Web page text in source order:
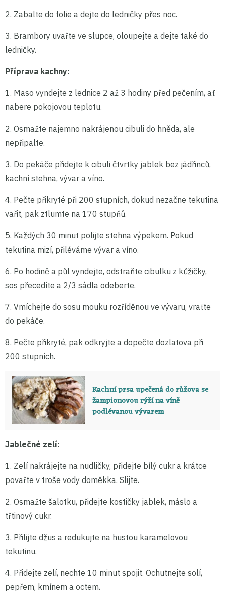
2. Zabalte do folie a dejte do ledničky přes noc.
3. Brambory uvařte ve slupce, oloupejte a dejte také do
ledničky.
Příprava kachny:
1. Maso vyndejte z lednice 2 až 3 hodiny před pečením, ať
nabere pokojovou teplotu.
2. Osmažte najemno nakrájenou cibuli do hněda, ale
nepřipalte.
3. Do pekáče přidejte k cibuli čtvrtky jablek bez jádřinců,
kachní stehna, vývar a víno.
4. Pečte přikryté při 200 stupních, dokud nezačne tekutina
vařit, pak ztlumte na 170 stupňů.
5. Každých 30 minut polijte stehna výpekem. Pokud
tekutina mizí, přiléváme vývar a víno.
6. Po hodině a půl vyndejte, odstraňte cibulku z kůžičky,
sos přecedíte a 2/3 sádla odeberte.
7. Vmíchejte do sosu mouku rozříděnou ve vývaru, vraťte
do pekáče.
8. Pečte přikryté, pak odkryjte a dopečte dozlatova při
200 stupních.
Kachní prsa upečená do růžova se
žampionovou rýží na víně
podlévanou vývarem
Jablečné zelí:
1. Zelí nakrájejte na nudličky, přidejte bílý cukr a krátce
povařte v troše vody doměkka. Slijte.
2. Osmažte šalotku, přidejte kostičky jablek, máslo a
třtinový cukr.
3. Přilijte džus a redukujte na hustou karamelovou
tekutinu.
4. Přidejte zelí, nechte 10 minut spojit. Ochutnejte solí,
pepřem, kmínem a octem.